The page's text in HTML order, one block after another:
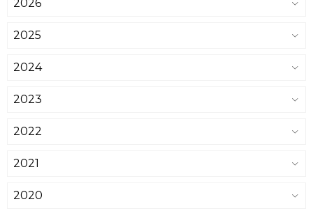
2026
2025
2024
2023
2022
2021
2020